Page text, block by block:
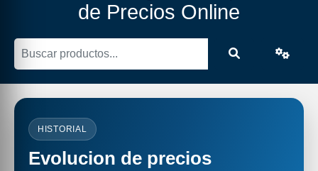
de Precios Online
HISTORIAL
Evolucion de precios